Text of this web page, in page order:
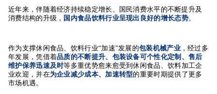
近年来，伴随着经济持续稳定增长、国民消费水平的不断提升及
消费结构的升级， 国内食品饮料行业呈现出良好的增长态势。
作为支撑休闲食品、饮料行业“加速”发展的包装机械产业，经过多
年发展，凭借着品质的不断提升、包装设备可个性化定制、售后
维护保养迅速及时等多重优势愈来愈受到休闲食品、饮料加工企
业欢迎，并在为企业减少成本、加速转型的重要时期提供了更多
市场机遇。